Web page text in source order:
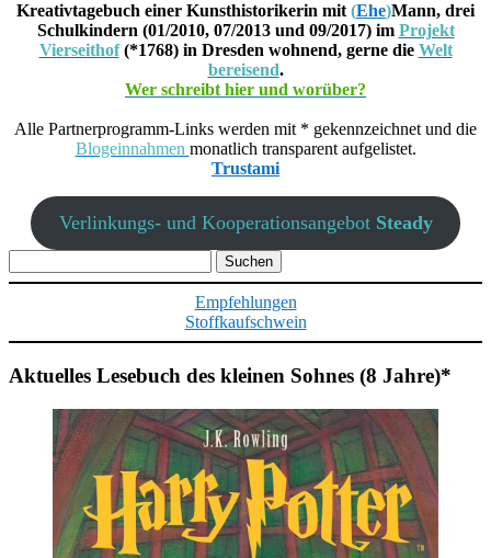
Kreativtagebuch einer Kunsthistorikerin mit(Ehe)Mann, drei
Schulkindern (01/2010, 07/2013 und 09/2017) im Projekt
Vierseithof(*1768) in Dresden wohnend, gerne die Welt
bereisend.
Wer schreibt hier und worüber?
Alle Partnerprogramm-Links werden mit * gekennzeichnet und die
Blogeinnahmen monatlich transparent aufgelistet.
Trustami
Verlinkungs- und Kooperationsangebot Steady
nach:
Empfehlungen
Stoffkaufschwein
Aktuelles Lesebuch des kleinen Sohnes (8 Jahre)*